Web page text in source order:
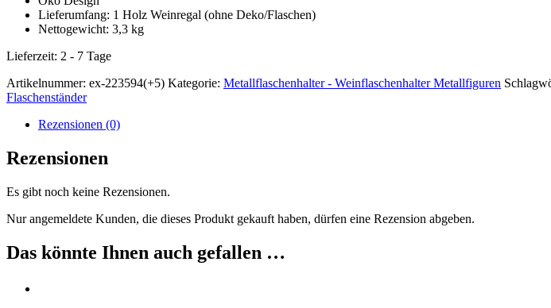
Lieferumfang: 1 Holz Weinregal (ohne Deko/Flaschen)
Nettogewicht: 3,3 kg
Lieferzeit: 2 - 7 Tage
Artikelnummer: ex-223594(+5) Kategorie: Metallflaschenhalter - Weinflaschenhalter Metallfiguren
Flaschenständer
Rezensionen (0)
Rezensionen
Es gibt noch keine Rezensionen.
Nur angemeldete Kunden, die dieses Produkt gekauft haben, dürfen eine Rezension abgeben.
Das könnte Ihnen auch gefallen …